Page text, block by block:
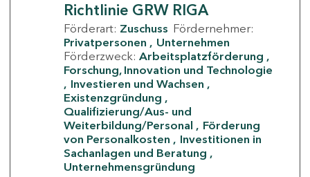
Richtlinie GRW RIGA
Förderart: Zuschuss Fördernehmer:
Privatpersonen
Unternehmen
Förderzweck: Arbeitsplatzförderung
Forschung, Innovation und Technologie
Investieren und Wachsen
Existenzgründung
Qualifizierung/Aus- und
Weiterbildung/Personal
Förderung
von Personalkosten
Investitionen in
Sachanlagen und Beratung
Unternehmensgründung